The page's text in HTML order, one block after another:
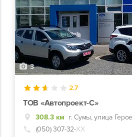
3
2.7
ТОВ «Автопроект-С»
308.3 км г. Сумы, улица
(050) 307-32-ХХ